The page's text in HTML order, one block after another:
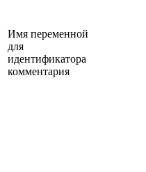
Имя переменной
для
идентификатора
комментария